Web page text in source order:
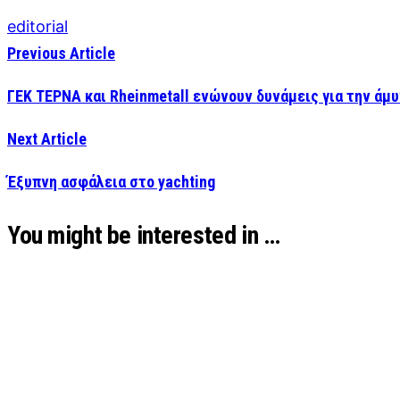
editorial
Previous Article
ΓΕΚ ΤΕΡΝΑ και Rheinmetall ενώνουν δυνάμεις για την
Next Article
Έξυπνη ασφάλεια στο yachting
You might be interested in …